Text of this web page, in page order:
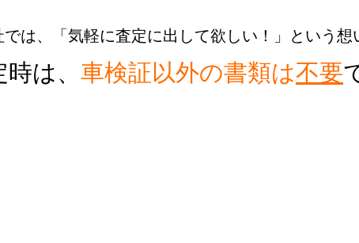
では、「気軽に査定に出して欲しい！」という想
は、 車検証以外の書類は不要